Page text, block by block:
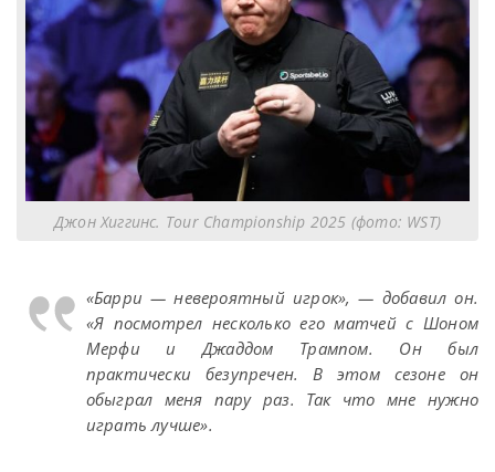
Джон Хиггинс. Tour Championship 2025 (фото: WST)
«Барри — невероятный игрок», — добавил он.
«Я посмотрел несколько его матчей с Шоном
Мерфи и Джаддом Трампом. Он был
практически безупречен. В этом сезоне он
обыграл меня пару раз. Так что мне нужно
играть лучше».